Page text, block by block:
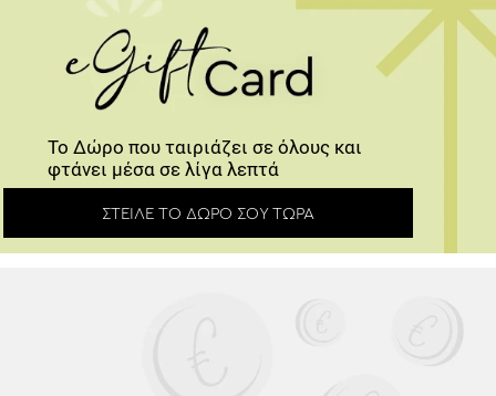
Το Δώρο που ταιριάζει σε όλους και
φτάνει μέσα σε λίγα λεπτά
ΣΤΕΊΛΕ ΤΟ ΔΏΡΟ ΣΟΥ ΤΏΡΑ